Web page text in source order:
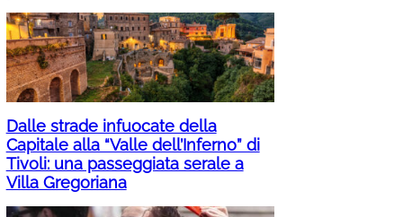
Dalle strade infuocate della
Capitale alla “Valle dell’Inferno” di
Tivoli: una passeggiata serale a
Villa Gregoriana